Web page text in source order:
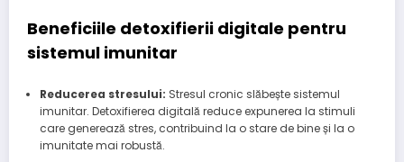
Beneficiile detoxifierii digitale pentru
sistemul imunitar
Reducerea stresului: Stresul cronic slăbește sistemul
imunitar. Detoxifierea digitală reduce expunerea la stimuli
care generează stres, contribuind la o stare de bine și la o
imunitate mai robustă.